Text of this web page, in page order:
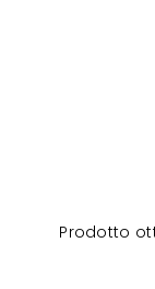
Prodotto